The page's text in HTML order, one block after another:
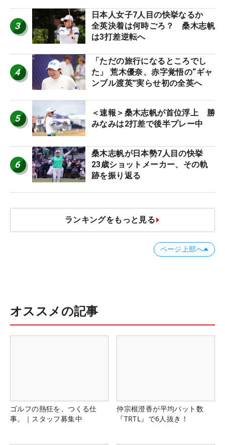
3
日本人女子7人目の快挙なるか
全英決着は何時ごろ？ 桑木志帆
は3打差逆転へ
4
「ただの旅行になるところでし
た」 荒木優奈、赤字覚悟の“ギャ
ンブル渡英”実らせ初の全英へ
5
＜速報＞桑木志帆が首位浮上 勝
みなみは2打差で後半プレー中
6
桑木志帆が日本勢7人目の快挙
23歳ショットメーカー、その軌
跡を振り返る
ランキングをもっと見る
ページ上部へ
オススメの記事
ゴルフの熱狂を、つくる仕
事。｜スタッフ募集中
仲宗根澄香が平均パット数
『TRTL』で6人抜き！